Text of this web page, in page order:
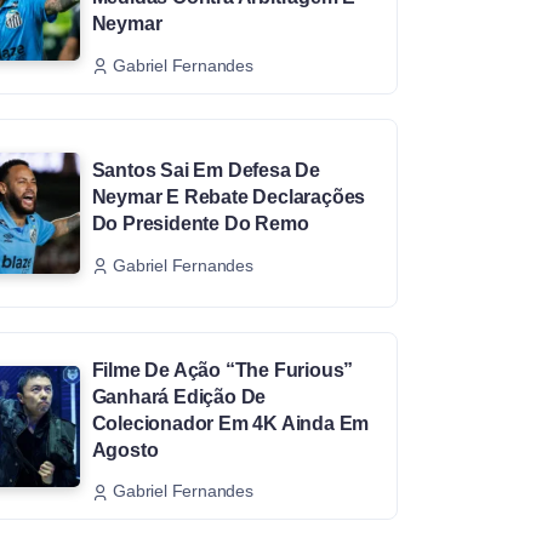
Neymar
Gabriel Fernandes
Santos Sai Em Defesa De
Neymar E Rebate Declarações
Do Presidente Do Remo
Gabriel Fernandes
Filme De Ação “The Furious”
Ganhará Edição De
Colecionador Em 4K Ainda Em
Agosto
Gabriel Fernandes